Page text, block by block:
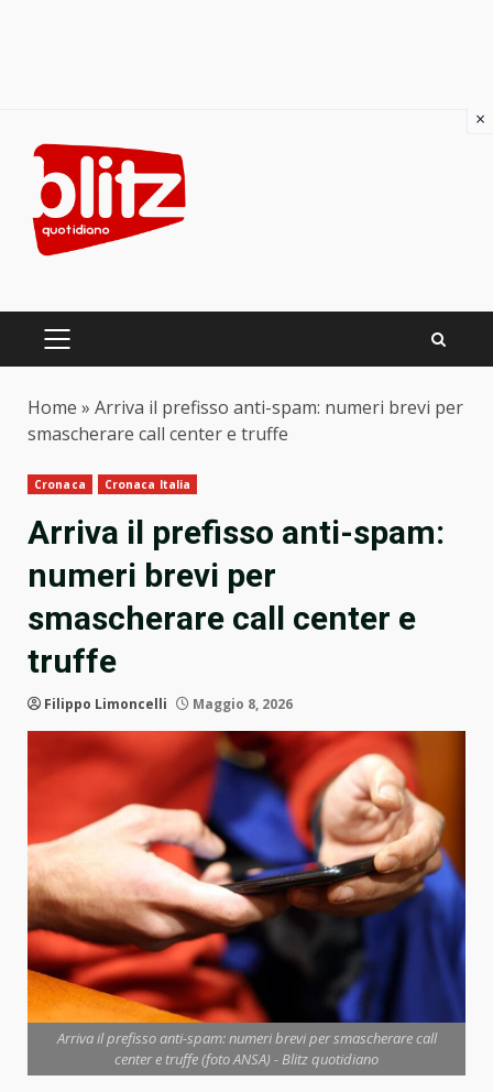
content
PRIMARY
Home » Arriva il prefisso anti-spam: numeri brevi per
smascherare call center e truffe
Cronaca Cronaca Italia
Arriva il prefisso anti-spam:
numeri brevi per
smascherare call center e
truffe
Filippo Limoncelli Maggio 8, 2026
Arriva il prefisso anti-spam: numeri brevi per smascherare call
center e truffe (foto ANSA) - Blitz quotidiano
×